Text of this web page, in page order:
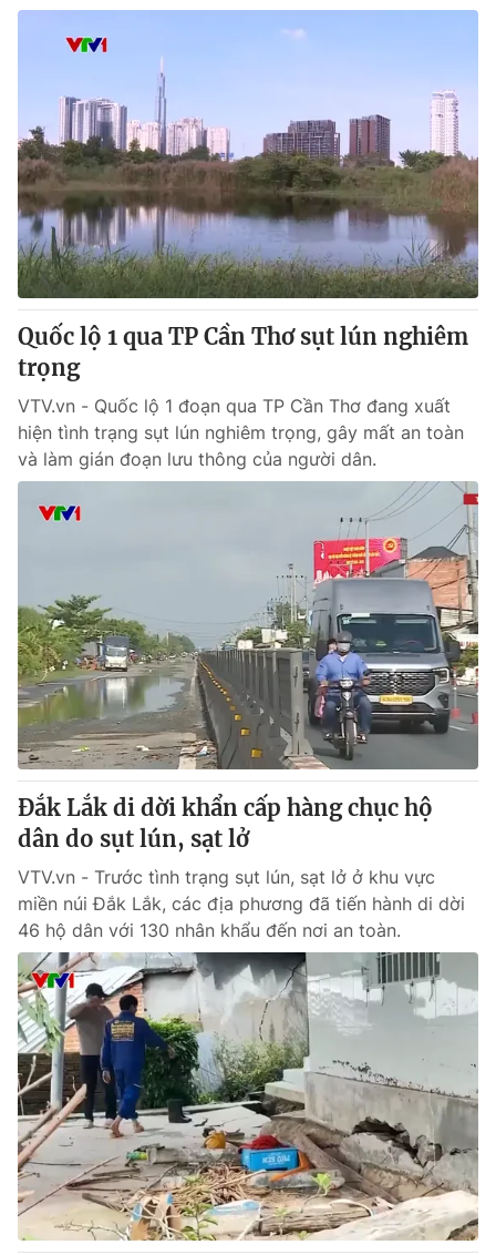
Quốc lộ 1 qua TP Cần Thơ sụt lún nghiêm
trọng
VTV.vn - Quốc lộ 1 đoạn qua TP Cần Thơ đang xuất
hiện tình trạng sụt lún nghiêm trọng, gây mất an toàn
và làm gián đoạn lưu thông của người dân.
Đắk Lắk di dời khẩn cấp hàng chục hộ
dân do sụt lún, sạt lở
VTV.vn - Trước tình trạng sụt lún, sạt lở ở khu vực
miền núi Đắk Lắk, các địa phương đã tiến hành di dời
46 hộ dân với 130 nhân khẩu đến nơi an toàn.